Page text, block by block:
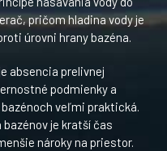
pričom hladina vody je
úrovni hrany bazéna.
absencia prelivnej
podmienky a
veľmi praktická.
je kratší čas
nároky na priestor.